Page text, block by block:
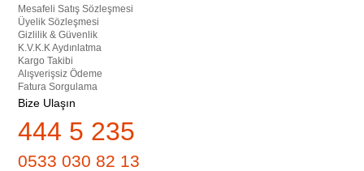
Mesafeli Satış Sözleşmesi
Üyelik Sözleşmesi
Gizlilik & Güvenlik
K.V.K.K Aydınlatma
Kargo Takibi
Alışverişsiz Ödeme
Fatura Sorgulama
Bize Ulaşın
444 5 235
0533 030 82 13